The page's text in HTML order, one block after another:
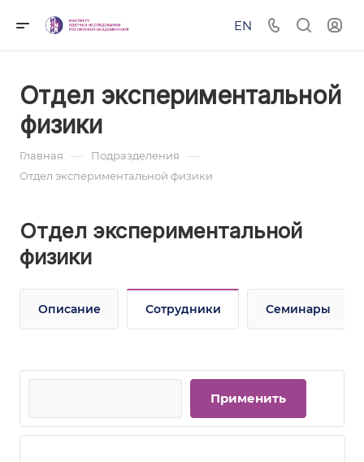
EN
Отдел экспериментальной
физики
Главная — Подразделения —
Отдел экспериментальной физики
Отдел экспериментальной
физики
Описание Сотрудники Семинары